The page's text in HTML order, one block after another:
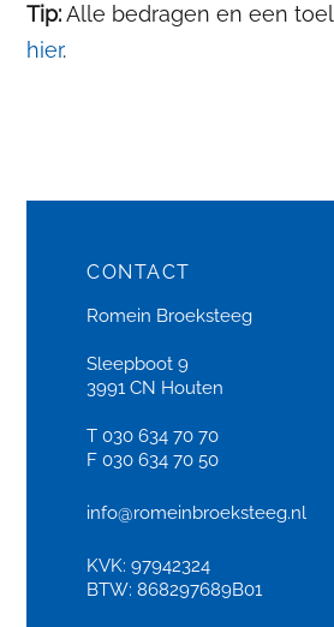
Tip:Alle bedragen en een
hier.
CONTACT
Romein Broeksteeg
Sleepboot 9
3991 CN Houten
T 030 634 70 70
F 030 634 70 50
info@romeinbroeksteeg.nl
KVK: 97942324
BTW: 868297689B01